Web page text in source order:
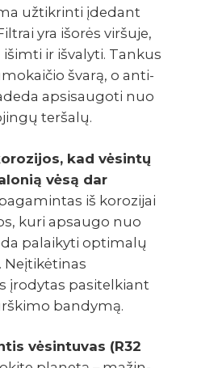
užtik­rinti įdedant
yra išorės viršuje,
ir išva­lyti. Tankus
švarą, o anti­
apsi­sau­goti nuo
teršalų.
kad vėsintų
vėsą dar
iš korozijai
kuri apsaugo nuo
palaikyti optimalų
Neįtikėtinas
įrodytas pasitelkiant
bandymą.
vėsin­tu­vas (R32